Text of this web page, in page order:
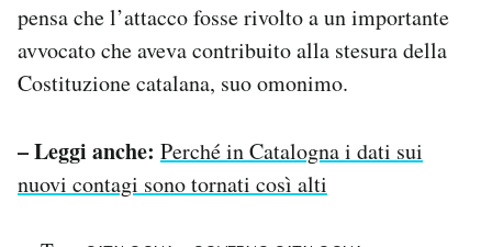
pensa che l’attacco fosse rivolto a un importante
avvocato che aveva contribuito alla stesura della
Costituzione catalana, suo omonimo.
– Leggi anche: Perché in Catalogna i dati sui
nuovi contagi sono tornati così alti